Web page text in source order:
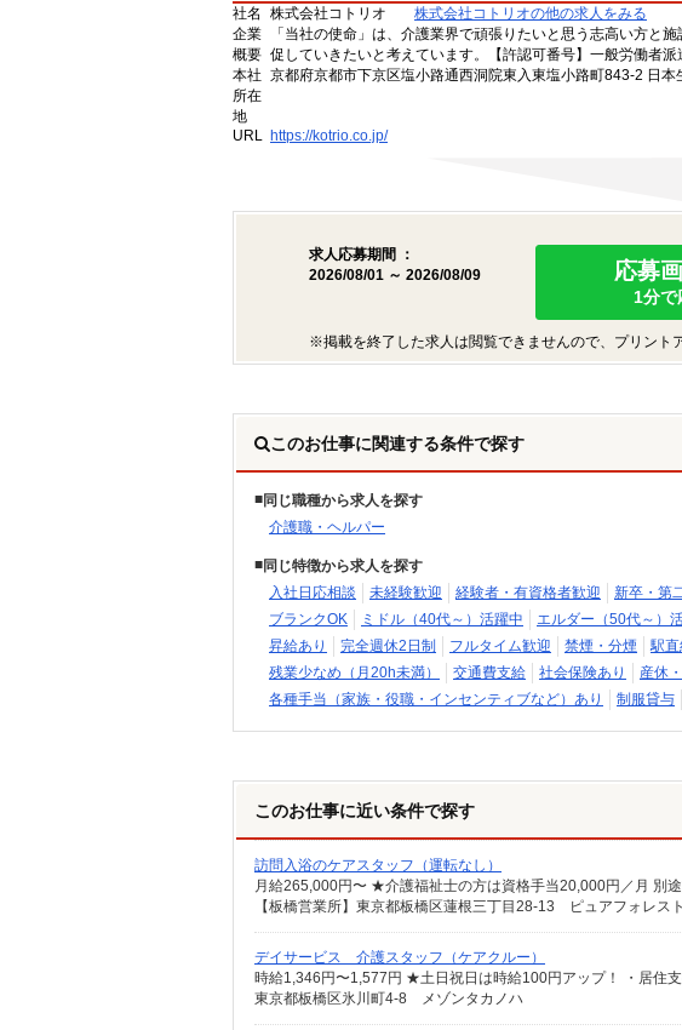
社名
株式会社コトリオ
株式会社コトリオの他の求人をみる
企業
概要
「当社の使命」は、介護業界で頑張りたいと思う志高い方と
促していきたいと考えています。【許認可番号】一般労働者
本社
所在
地
京都府京都市下京区塩小路通西洞院東入東塩小路町843-2 日本
URL https://kotrio.co.jp/
求人応募期間 ：
2026/08/01 ～ 2026/08/09
応募
1分
※掲載を終了した求人は閲覧できませんので、プリント
このお仕事に関連する条件で探す
同じ職種から求人を探す
介護職・ヘルパー
同じ特徴から求人を探す
入社日応相談
未経験歓迎 経験者・有資格者歓迎 新卒・第
ブランクOK
ミドル（40代～）活躍中 エルダー（50代～）
昇給あり
完全週休2日制 フルタイム歓迎 禁煙・分煙 駅直
残業少なめ（月20h未満）
交通費支給 社会保険あり 産休
各種手当（家族・役職・インセンティブなど）あり
制服貸与
このお仕事に近い条件で探す
訪問入浴のケアスタッフ（運転なし）
デイサービス 介護スタッフ（ケアクルー）
時給1,346円〜1,577円 ★土日祝日は時給100円アップ！ ・居住
東京都板橋区氷川町4-8 メゾンタカノハ